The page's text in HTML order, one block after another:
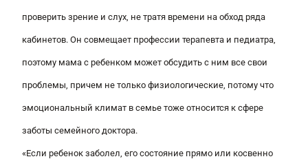
проверить зрение и слух, не тратя времени на обход ряда
кабинетов. Он совмещает профессии терапевта и педиатра,
поэтому мама с ребенком может обсудить с ним все свои
проблемы, причем не только физиологические, потому что
эмоциональный климат в семье тоже относится к сфере
заботы семейного доктора.
«Если ребенок заболел, его состояние прямо или косвенно